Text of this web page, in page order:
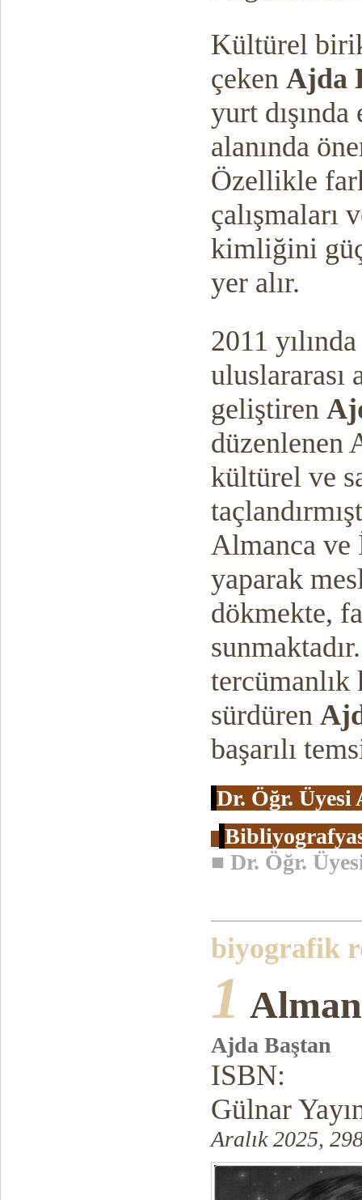
Kültürel
çeken Ajda
yurt
alanında
Özellikle
kimliğini
yer alır.
2011
geliştiren
düzenlenen
kültürel ve
Almanca ve
yaparak
dökmekte,
sürdüren
başarılı
Dr. Öğr. Üyesi
■ Dr. Öğr.
biyografik
1
Ajda Baştan
ISBN:
Gülnar
Aralık 2025,